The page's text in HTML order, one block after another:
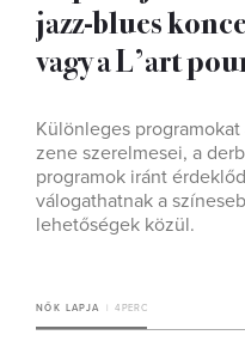
jazz-blues
vagy a L’art
Különleges
zene szerelmesei, a
programok iránt
válogathatnak a
lehetőségek közül.
NŐK LAPJA 4 PERC